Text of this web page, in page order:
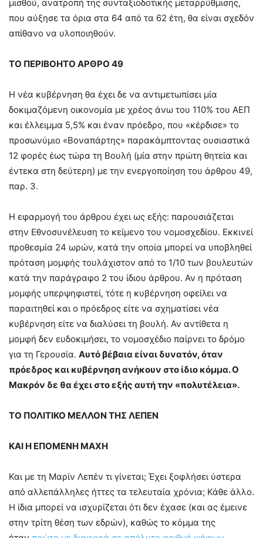
μισθού, ανατροπή της συνταξιοδοτικής μεταρρύθμισης,
που αύξησε τα όρια στα 64 από τα 62 έτη, θα είναι σχεδόν
απίθανο να υλοποιηθούν.
ΤΟ ΠΕΡΙΒΟΗΤΟ ΑΡΘΡΟ 49
Η νέα κυβέρνηση θα έχει δε να αντιμετωπίσει μία
δοκιμαζόμενη οικονομία με χρέος άνω του 110% του ΑΕΠ
και έλλειμμα 5,5% και έναν πρόεδρο, που «κέρδισε» το
προσωνύμιο «Βοναπάρτης» παρακάμπτοντας ουσιαστικά
12 φορές έως τώρα τη Βουλή (μία στην πρώτη θητεία και
έντεκα στη δεύτερη) με την ενεργοποίηση του άρθρου 49,
παρ. 3.
Η εφαρμογή του άρθρου έχει ως εξής: παρουσιάζεται
στην Εθνοσυνέλευση το κείμενο του νομοσχεδίου. Εκκινεί
προθεσμία 24 ωρών, κατά την οποία μπορεί να υποβληθεί
πρόταση μομφής τουλάχιστον από το 1/10 των βουλευτών
κατά την παράγραφο 2 του ίδιου άρθρου. Αν η πρόταση
μομφής υπερψηφιστεί, τότε η κυβέρνηση οφείλει να
παραιτηθεί και ο πρόεδρος είτε να σχηματίσει νέα
κυβέρνηση είτε να διαλύσει τη βουλή. Αν αντίθετα η
μομφή δεν ευδοκιμήσει, το νομοσχέδιο παίρνει το δρόμο
για τη Γερουσία. Αυτό βέβαια είναι δυνατόν, όταν
πρόεδρος και κυβέρνηση ανήκουν στο ίδιο κόμμα. Ο
Μακρόν δε θα έχει στο εξής αυτή την «πολυτέλεια».
ΤΟ ΠΟΛΙΤΙΚΟ ΜΕΛΛΟΝ ΤΗΣ ΛΕΠΕΝ
ΚΑΙ Η ΕΠΟΜΕΝΗ ΜΑΧΗ
Και με τη Μαρίν Λεπέν τι γίνεται; Έχει ξοφλήσει ύστερα
από αλλεπάλληλες ήττες τα τελευταία χρόνια; Κάθε άλλο.
Η ίδια μπορεί να ισχυρίζεται ότι δεν έχασε (και ας έμεινε
στην τρίτη θέση των εδρών), καθώς το κόμμα της